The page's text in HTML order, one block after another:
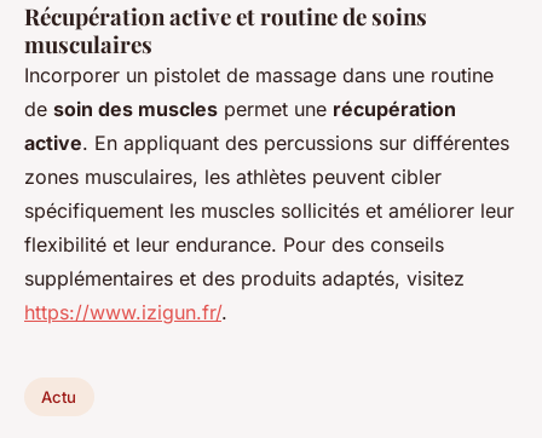
Récupération active et routine de soins
musculaires
Incorporer un pistolet de massage dans une routine
de soin des muscles permet une récupération
active. En appliquant des percussions sur différentes
zones musculaires, les athlètes peuvent cibler
spécifiquement les muscles sollicités et améliorer leur
flexibilité et leur endurance. Pour des conseils
supplémentaires et des produits adaptés, visitez
https://www.izigun.fr/.
Actu